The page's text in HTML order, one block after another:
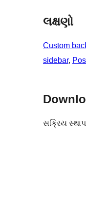
લક્ષણો
Custom
sidebar,
સક્રિય